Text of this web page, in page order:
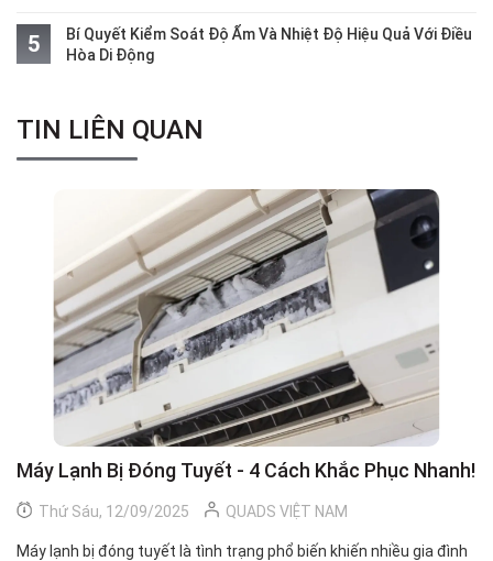
Bí Quyết Kiểm Soát Độ Ẩm Và Nhiệt Độ Hiệu Quả Với Điều
Hòa Di Động
TIN LIÊN QUAN
Máy Lạnh Bị Đóng Tuyết - 4 Cách Khắc Phục Nhanh!
Thứ Sáu, 12/09/2025 QUADS VIỆT NAM
Máy lạnh bị đóng tuyết là tình trạng phổ biến khiến nhiều gia đình